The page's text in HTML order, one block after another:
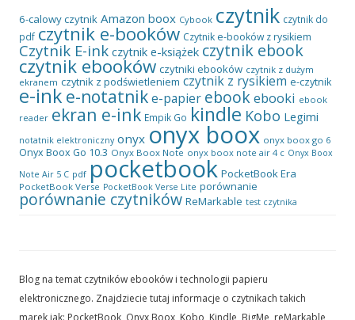
6-calowy czytnik Amazon boox Cybook czytnik czytnik do
pdf czytnik e-booków Czytnik e-booków z rysikiem
Czytnik E-ink czytnik e-książek czytnik ebook
czytnik ebooków czytniki ebooków czytnik z dużym
ekranem czytnik z podświetleniem czytnik z rysikiem e-czytnik
e-ink e-notatnike-papier ebookebooki ebook
reader ekran e-ink Empik Go kindle Kobo Legimi
notatnik elektroniczny onyx onyx boox onyx boox go 6
Onyx Boox Go 10.3 Onyx Boox Note onyx boox note air 4 c Onyx Boox
Note Air 5 C pdf pocketbook PocketBook Era
PocketBook Verse PocketBook Verse Lite porównanie
porównanie czytników ReMarkable test czytnika
Blog na temat czytników ebooków i technologii papieru
elektronicznego. Znajdziecie tutaj informacje o czytnikach takich
marek jak: PocketBook, Onyx Boox, Kobo, Kindle, BigMe, reMarkable